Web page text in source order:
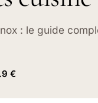
: le guide
€